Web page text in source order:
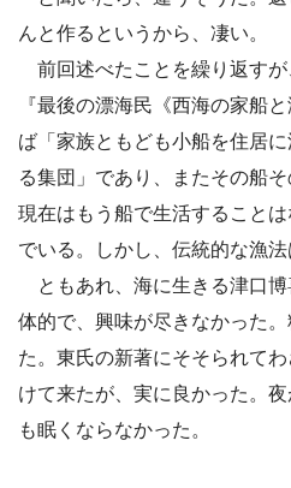
んと作るというから、凄い。
前回述べたことを繰り返す
『最後の漂海民《西海の家船
ば「家族ともども小船を住居
る集団」であり、またその船
現在はもう船で生活すること
でいる。しかし、伝統的な漁法
ともあれ、海に生きる津口
体的で、興味が尽きなかった
た。東氏の新著にそそられて
けて来たが、実に良かった。
も眠くならなかった。